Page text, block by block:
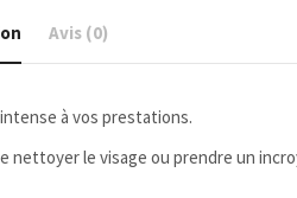
Avis (0)
à vos prestations.
le visage ou prendre un